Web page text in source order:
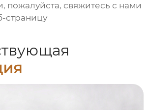
пожалуйста, свяжитесь с нами
страницу